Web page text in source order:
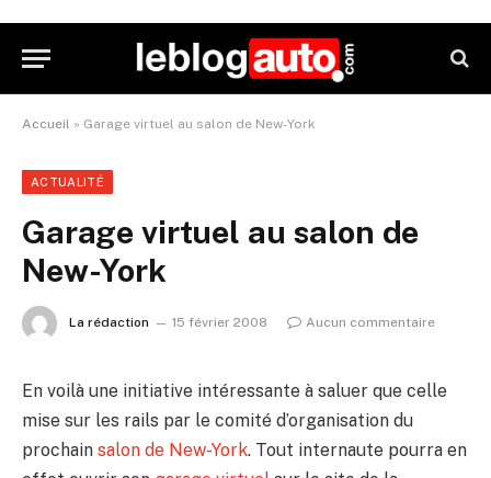
Accueil » Garage virtuel au salon de New-York
ACTUALITÉ
Garage virtuel au salon de
New-York
La rédaction 15 février 2008 Aucun commentaire
En voilà une initiative intéressante à saluer que celle
mise sur les rails par le comité d’organisation du
prochain salon de New-York. Tout internaute pourra en